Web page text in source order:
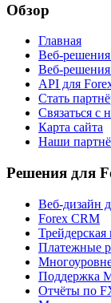
Обзор
Главная
Веб-
Веб-
API для
Стать
Связаться с
Карта сайта
Наши
Решения для
Веб-дизайн
Forex CRM
Трейдерская
Платежные
Поддержка
Отчёты по